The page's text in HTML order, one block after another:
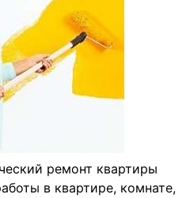
ремонт квартиры
в квартире, комнате,